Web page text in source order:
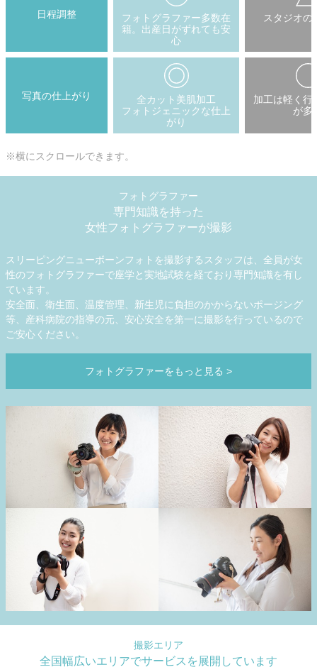
日程調整
フォトグラファー多数在
籍。出産日がずれても安
心
スタジオの
写真の仕上がり
全カット美肌加工
フォトジェニックな仕上
がり
加工は軽く行
が多
※横にスクロールできます。
フォトグラファー
専門知識を持った
女性フォトグラファーが撮影
スリーピングニューボーンフォトを撮影するスタッフは、全員が女
性のフォトグラファーで座学と実地試験を経ており専門知識を有し
ています。
安全面、衛生面、温度管理、新生児に負担のかからないポージング
等、産科病院の指導の元、安心安全を第一に撮影を行っているので
ご安心ください。
フォトグラファーをもっと見る >
撮影エリア
全国幅広いエリアでサービスを展開しています